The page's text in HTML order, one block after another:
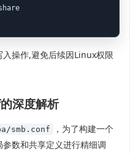
操作,避免后续因Linux权限
深度解析
smb.conf
，为了构建一个
数和共享定义进行精细调